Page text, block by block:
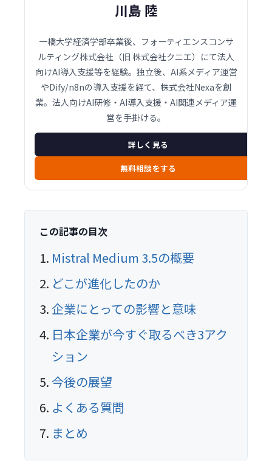
川島 陸
一橋大学経済学部卒業後、フォーティエンスコンサ
ルティング株式会社（旧 株式会社クニエ）にて法人
向けAI導入支援等を経験。独立後、AI系メディア運営
やDify/n8nの導入支援を経て、株式会社Nexaを創
業。法人向けAI研修・AI導入支援・AI関連メディア運
営を手掛ける。
詳しく見る
無料相談をする
この記事の目次
Mistral Medium 3.5の概要
どこが進化したのか
企業にとっての影響と意味
日本企業が今すぐ取るべき3アク
ション
今後の展望
よくある質問
まとめ